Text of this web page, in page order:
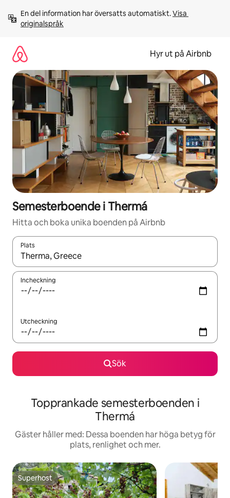
innehåll
En del information har översatts automatiskt. Visa
originalspråk
Hyr ut på Airbnb
Semesterboende i Thermá
Hitta och boka unika boenden på Airbnb
Plats
När resultaten är tillgängliga kan du navigera med upp- och
Incheckning
Utcheckning
Sök
Topprankade semesterboenden i
Thermá
Gäster håller med: Dessa boenden har höga betyg för
plats, renlighet och mer.
Superhost
Superhost